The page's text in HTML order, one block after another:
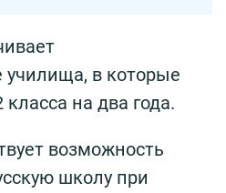
в которые
на два года.
возможность
школу при